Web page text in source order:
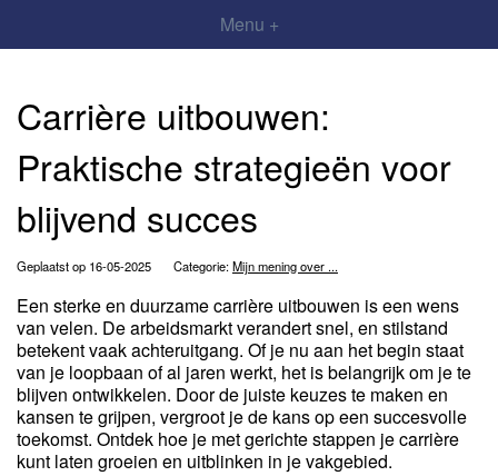
Menu +
Carrière uitbouwen:
Praktische strategieën voor
blijvend succes
Geplaatst op 16-05-2025 Categorie:Mijn mening over ...
Een sterke en duurzame carrière uitbouwen is een wens
van velen. De arbeidsmarkt verandert snel, en stilstand
betekent vaak achteruitgang. Of je nu aan het begin staat
van je loopbaan of al jaren werkt, het is belangrijk om je te
blijven ontwikkelen. Door de juiste keuzes te maken en
kansen te grijpen, vergroot je de kans op een succesvolle
toekomst. Ontdek hoe je met gerichte stappen je carrière
kunt laten groeien en uitblinken in je vakgebied.